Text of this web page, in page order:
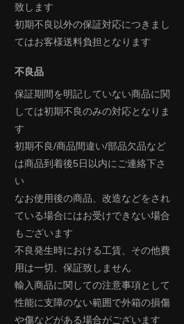
致します
初期不良以外の保証対応につきまし
てはお客様送料負担となります
不良品
保証期間を明記していない商品に関
しては初期不良のみの対応となりま
す
初期不良/商品間違い/部品欠品など
は商品到着後5日以内にご連絡下さ
い
なお使用後の商品、改造などをされ
ている場合にはお受けできない場合
もございます
不良発生時における工賃、その他費
用は一切、保証致しません
輸入商品に関しての注意事項として
性能に支障のない範囲で外箱の損傷
や傷などがある場合がございます